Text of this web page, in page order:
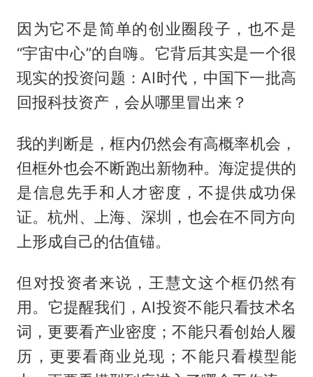
因为它不是简单的创业圈段子，也不是
“宇宙中心”的自嗨。它背后其实是一个很
现实的投资问题：AI时代，中国下一批高
回报科技资产，会从哪里冒出来？
我的判断是，框内仍然会有高概率机会，
但框外也会不断跑出新物种。海淀提供的
是信息先手和人才密度，不提供成功保
证。杭州、上海、深圳，也会在不同方向
上形成自己的估值锚。
但对投资者来说，王慧文这个框仍然有
用。它提醒我们，AI投资不能只看技术名
词，更要看产业密度；不能只看创始人履
历，更要看商业兑现；不能只看模型能